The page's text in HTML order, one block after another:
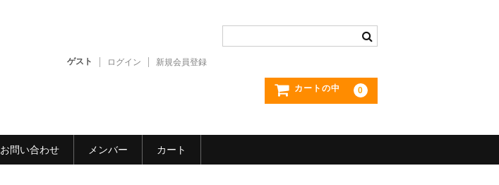
ゲスト ログイン 新規会員登録
カートの中 0
お問い合わせ メンバー カート